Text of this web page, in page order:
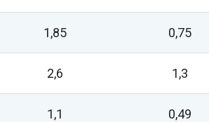
1,85 0,75
2,6 1,3
1,1 0,49